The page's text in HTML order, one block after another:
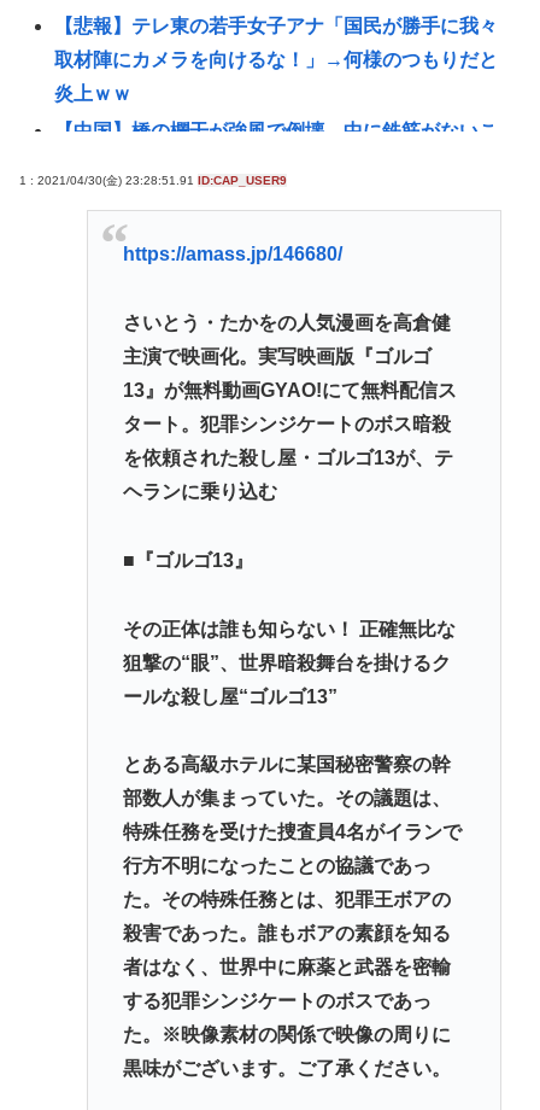
【悲報】テレ東の若手女子アナ「国民が勝手に我々
取材陣にカメラを向けるな！」→何様のつもりだと
炎上ｗｗ
【中国】橋の欄干が強風で倒壊、中に鉄筋がないこ
【悲報】日本の輸出額、円安なのに人口少ない台湾
外国人の永住許可「抑止」案は「生身の人間の運命
をもてあそんでいる」 東京・高田馬場で反対アピー
【画像】日本人男性、激かわウクライナ人女性と結
【朗報】みいちゃんと山田さん、鎮静して無事アニ
(📞´ん`)「はい嫌儲子供電話相談室」👧「犬は大きい
ガチで死にたい時ってどうしたらいいの？
新しいキーボード買いたいんだけど、今のキーボー
「世界唯一の被爆国は北朝鮮」と主張し、チラシを
配布する輩が発生
Powered by livedoor 相互RSS
1 : 2021/04/30(金) 23:28:51.91 ID:CAP_USER9
https://amass.jp/146680/
さいとう・たかをの人気漫画を高倉健
主演で映画化。実写映画版『ゴルゴ
13』が無料動画GYAO!にて無料配信ス
タート。犯罪シンジケートのボス暗殺
を依頼された殺し屋・ゴルゴ13が、テ
ヘランに乗り込む
■『ゴルゴ13』
その正体は誰も知らない！ 正確無比な
狙撃の“眼”、世界暗殺舞台を掛けるク
ールな殺し屋“ゴルゴ13”
とある高級ホテルに某国秘密警察の幹
部数人が集まっていた。その議題は、
特殊任務を受けた捜査員4名がイランで
行方不明になったことの協議であっ
た。その特殊任務とは、犯罪王ボアの
殺害であった。誰もボアの素顔を知る
者はなく、世界中に麻薬と武器を密輸
する犯罪シンジケートのボスであっ
た。※映像素材の関係で映像の周りに
黒味がございます。ご了承ください。